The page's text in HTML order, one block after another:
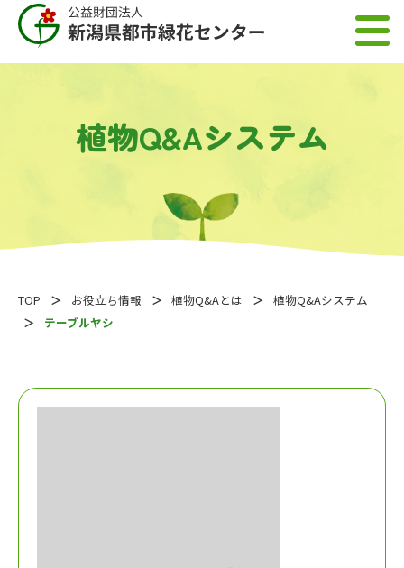
植物Q&Aシステム
TOP お役立ち情報 植物Q&Aとは
植物Q&Aシステム
テーブルヤシ